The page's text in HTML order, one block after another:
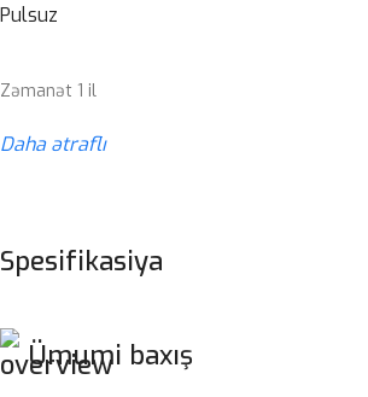
Pulsuz
Zəmanət 1 il
Daha ətraflı
Spesifikasiya
Ümumi baxış